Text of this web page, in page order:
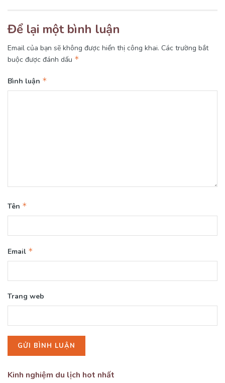
Để lại một bình luận
Email của bạn sẽ không được hiển thị công khai. Các trường bắt
buộc được đánh dấu *
Bình luận *
Tên *
Email *
Trang web
Kinh nghiệm du lịch hot nhất